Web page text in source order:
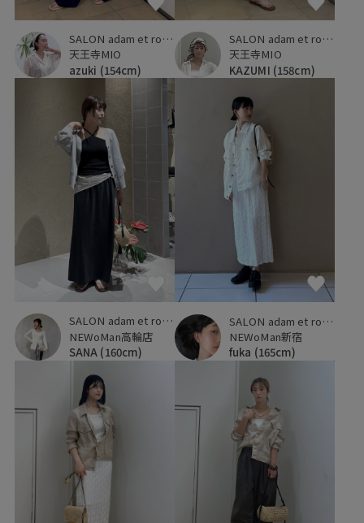
SALON adam et ropé
天王寺MIO
azuki (154cm)
SALON adam et ropé
天王寺MIO
KAZUMI (158cm)
SALON adam et ropé
NEWoMan高輪店
SANA (160cm)
SALON adam et ropé
NEWoMan新宿
fuka (165cm)